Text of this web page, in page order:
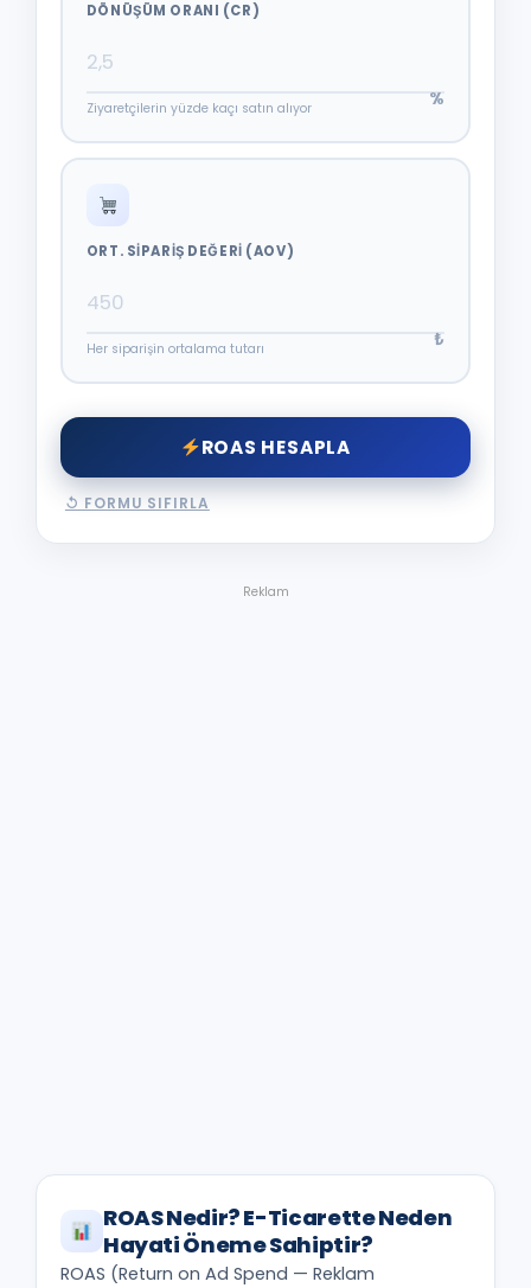
DÖNÜŞÜM ORANI (CR)
%
Ziyaretçilerin yüzde kaçı satın alıyor
ORT. SIPARIŞ DEĞERI (AOV)
₺
Her siparişin ortalama tutarı
ROAS HESAPLA
↺ FORMU SIFIRLA
Reklam
ROAS Nedir? E-Ticarette Neden
Hayati Öneme Sahiptir?
ROAS (Return on Ad Spend — Reklam